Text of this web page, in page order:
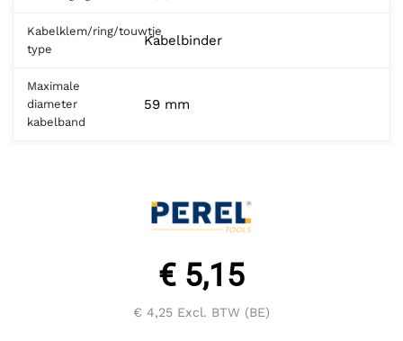
Kabelklem/ring/touwtje
type
Kabelbinder
Maximale
diameter
kabelband
59 mm
€ 5,15
€ 4,25 Excl. BTW (BE)